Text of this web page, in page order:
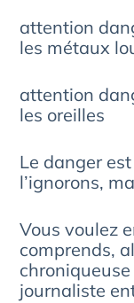
attention
les métaux
attention
les oreilles
Le danger
l’ignorons,
Vous voulez
comprends,
journaliste